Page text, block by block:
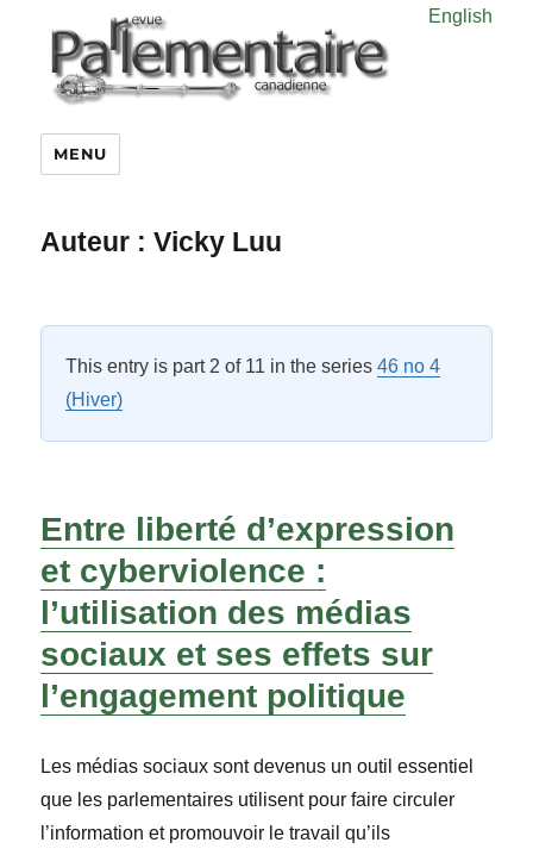
English
MENU
Auteur :Vicky Luu
This entry is part 2 of 11 in the series46 no 4
(Hiver)
Entre liberté d’expression
et cyberviolence :
l’utilisation des médias
sociaux et ses effets sur
l’engagement politique
Les médias sociaux sont devenus un outil essentiel
que les parlementaires utilisent pour faire circuler
l’information et promouvoir le travail qu’ils